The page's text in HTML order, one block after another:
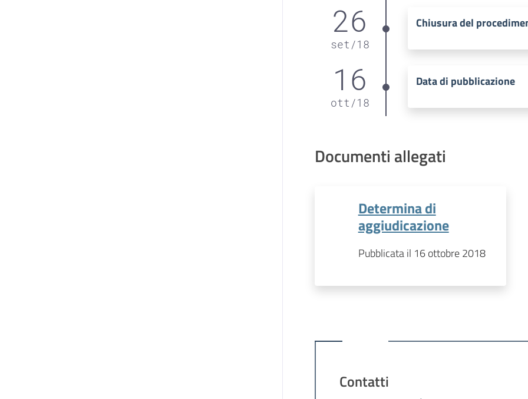
26
set /18
Chiusura del
16
ott /18
Data di pubblicazione
Documenti allegati
Determina di
aggiudicazione
Pubblicata il 16 ottobre 2018
Contatti